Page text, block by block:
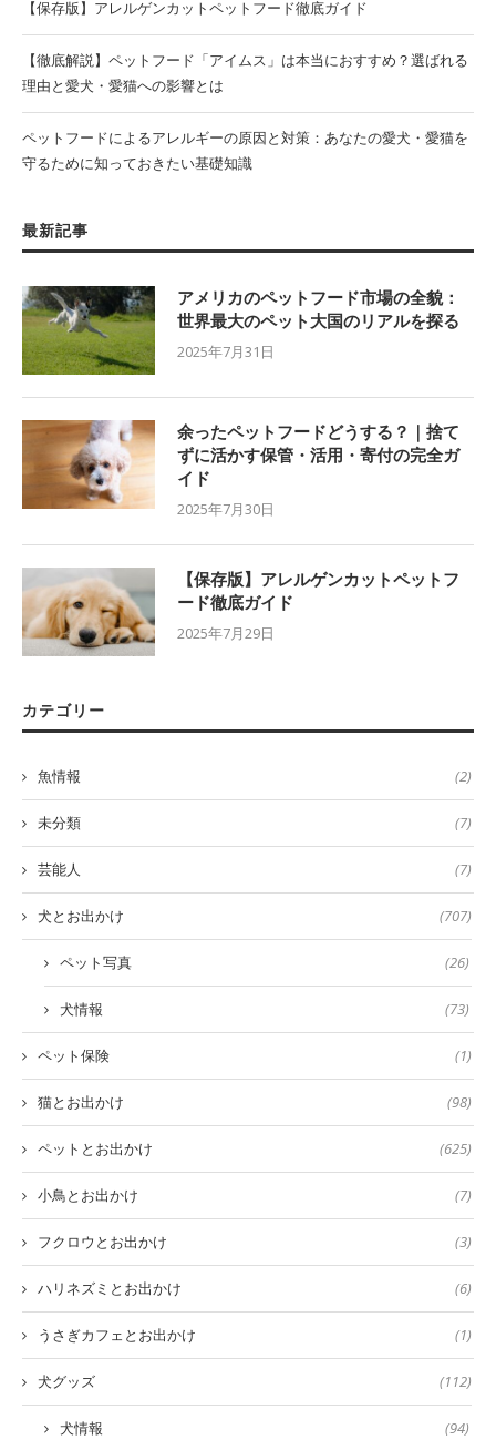
【保存版】アレルゲンカットペットフード徹底ガイド
【徹底解説】ペットフード「アイムス」は本当におすすめ？選ばれる
理由と愛犬・愛猫への影響とは
ペットフードによるアレルギーの原因と対策：あなたの愛犬・愛猫を
守るために知っておきたい基礎知識
最新記事
アメリカのペットフード市場の全貌：
世界最大のペット大国のリアルを探る
2025年7月31日
余ったペットフードどうする？｜捨て
ずに活かす保管・活用・寄付の完全ガ
イド
2025年7月30日
【保存版】アレルゲンカットペットフ
ード徹底ガイド
2025年7月29日
カテゴリー
魚情報 (2)
未分類 (7)
芸能人 (7)
犬とお出かけ (707)
ペット写真 (26)
犬情報 (73)
ペット保険 (1)
猫とお出かけ (98)
ペットとお出かけ (625)
小鳥とお出かけ (7)
フクロウとお出かけ (3)
ハリネズミとお出かけ (6)
うさぎカフェとお出かけ (1)
犬グッズ (112)
犬情報 (94)